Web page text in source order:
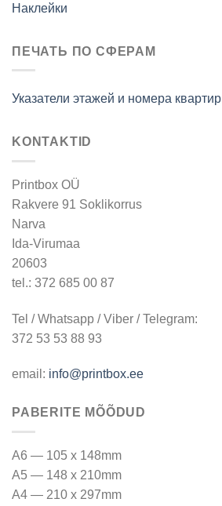
Наклейки
ПЕЧАТЬ ПО СФЕРАМ
Указатели этажей и номера квартир
KONTAKTID
Printbox OÜ
Rakvere 91 Soklikorrus
Narva
Ida-Virumaa
20603
tel.: 372 685 00 87
Tel / Whatsapp / Viber / Telegram:
372 53 53 88 93
email: info@printbox.ee
PABERITE MÕÕDUD
A6 — 105 x 148mm
A5 — 148 x 210mm
A4 — 210 x 297mm